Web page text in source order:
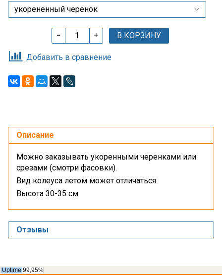
В КОРЗИНУ
Добавить в сравнение
Описание
Можно заказывать укоренными черенками или
срезами (смотри фасовки).
Вид колеуса летом может отличаться.
Высота 30-35 см
Отзывы